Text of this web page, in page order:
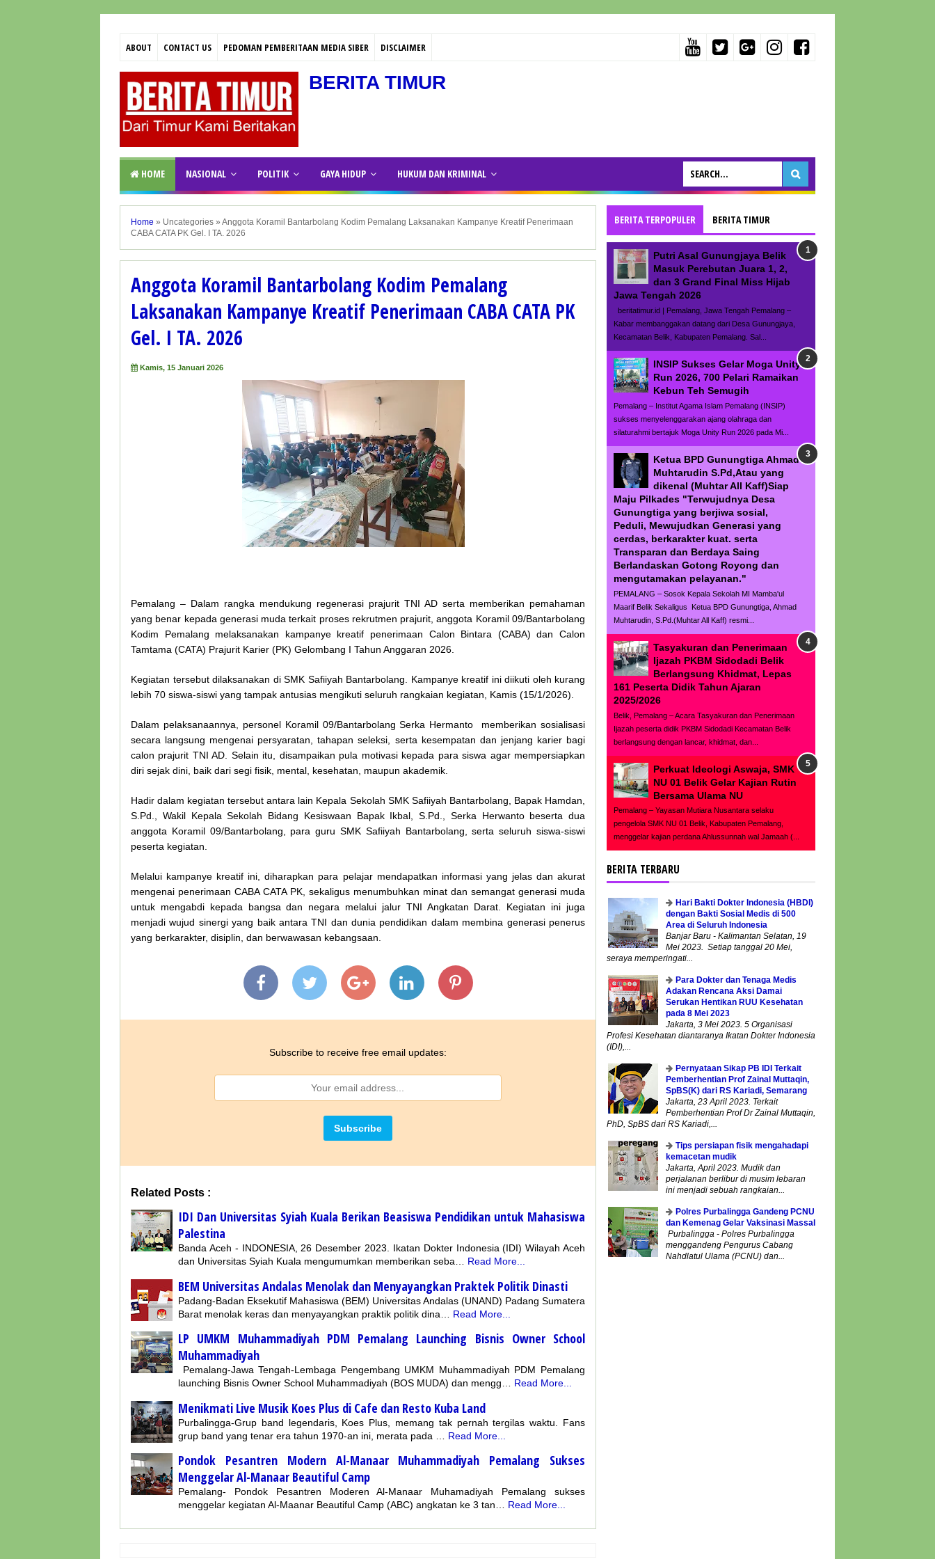
ABOUT CONTACT US PEDOMAN PEMBERITAAN MEDIA SIBER DISCLAIMER
BERITA TIMUR
HOME NASIONAL POLITIK GAYA HIDUP HUKUM DAN KRIMINAL
Home » Uncategories » Anggota Koramil Bantarbolang Kodim Pemalang Laksanakan Kampanye Kreatif Penerimaan
CABA CATA PK Gel. I TA. 2026
Anggota Koramil Bantarbolang Kodim Pemalang
Laksanakan Kampanye Kreatif Penerimaan CABA CATA PK
Gel. I TA. 2026
Kamis, 15 Januari 2026
Pemalang – Dalam rangka mendukung regenerasi prajurit TNI AD serta memberikan pemahaman
yang benar kepada generasi muda terkait proses rekrutmen prajurit, anggota Koramil 09/Bantarbolang
Kodim Pemalang melaksanakan kampanye kreatif penerimaan Calon Bintara (CABA) dan Calon
Tamtama (CATA) Prajurit Karier (PK) Gelombang I Tahun Anggaran 2026.
Kegiatan tersebut dilaksanakan di SMK Safiiyah Bantarbolang. Kampanye kreatif ini diikuti oleh kurang
lebih 70 siswa-siswi yang tampak antusias mengikuti seluruh rangkaian kegiatan, Kamis (15/1/2026).
Dalam pelaksanaannya, personel Koramil 09/Bantarbolang Serka Hermanto memberikan sosialisasi
secara langsung mengenai persyaratan, tahapan seleksi, serta kesempatan dan jenjang karier bagi
calon prajurit TNI AD. Selain itu, disampaikan pula motivasi kepada para siswa agar mempersiapkan
diri sejak dini, baik dari segi fisik, mental, kesehatan, maupun akademik.
Hadir dalam kegiatan tersebut antara lain Kepala Sekolah SMK Safiiyah Bantarbolang, Bapak Hamdan,
S.Pd., Wakil Kepala Sekolah Bidang Kesiswaan Bapak Ikbal, S.Pd., Serka Herwanto beserta dua
anggota Koramil 09/Bantarbolang, para guru SMK Safiiyah Bantarbolang, serta seluruh siswa-siswi
peserta kegiatan.
Melalui kampanye kreatif ini, diharapkan para pelajar mendapatkan informasi yang jelas dan akurat
mengenai penerimaan CABA CATA PK, sekaligus menumbuhkan minat dan semangat generasi muda
untuk mengabdi kepada bangsa dan negara melalui jalur TNI Angkatan Darat. Kegiatan ini juga
menjadi wujud sinergi yang baik antara TNI dan dunia pendidikan dalam membina generasi penerus
yang berkarakter, disiplin, dan berwawasan kebangsaan.
Subscribe to receive free email updates:
Related Posts :
IDI Dan Universitas Syiah Kuala Berikan Beasiswa Pendidikan untuk Mahasiswa
Palestina
Banda Aceh - INDONESIA, 26 Desember 2023. Ikatan Dokter Indonesia (IDI) Wilayah Aceh
dan Universitas Syiah Kuala mengumumkan memberikan seba…
Read More...
BEM Universitas Andalas Menolak dan Menyayangkan Praktek Politik Dinasti
Padang-Badan Eksekutif Mahasiswa (BEM) Universitas Andalas (UNAND) Padang Sumatera
Barat menolak keras dan menyayangkan praktik politik dina…
Read More...
LP UMKM Muhammadiyah PDM Pemalang Launching Bisnis Owner School
Muhammadiyah
Pemalang-Jawa Tengah-Lembaga Pengembang UMKM Muhammadiyah PDM Pemalang
launching Bisnis Owner School Muhammadiyah (BOS MUDA) dan mengg…
Read More...
Menikmati Live Musik Koes Plus di Cafe dan Resto Kuba Land
Purbalingga-Grup band legendaris, Koes Plus, memang tak pernah tergilas waktu. Fans
grup band yang tenar era tahun 1970-an ini, merata pada …
Read More...
Pondok Pesantren Modern Al-Manaar Muhammadiyah Pemalang Sukses
Menggelar Al-Manaar Beautiful Camp
Pemalang- Pondok Pesantren Moderen Al-Manaar Muhamadiyah Pemalang sukses
menggelar kegiatan Al-Maanar Beautiful Camp (ABC) angkatan ke 3 tan…
Read More...
BERITA TERPOPULER BERITA TIMUR
Putri Asal Gunungjaya Belik
Masuk Perebutan Juara 1, 2,
dan 3 Grand Final Miss Hijab
Jawa Tengah 2026
beritatimur.id | Pemalang, Jawa Tengah Pemalang –
Kabar membanggakan datang dari Desa Gunungjaya,
Kecamatan Belik, Kabupaten Pemalang. Sal...
INSIP Sukses Gelar Moga Unity
Run 2026, 700 Pelari Ramaikan
Kebun Teh Semugih
Pemalang – Institut Agama Islam Pemalang (INSIP)
sukses menyelenggarakan ajang olahraga dan
silaturahmi bertajuk Moga Unity Run 2026 pada Mi...
Ketua BPD Gunungtiga Ahmad
Muhtarudin S.Pd,Atau yang
dikenal (Muhtar All Kaff)Siap
Maju Pilkades "Terwujudnya Desa
Gunungtiga yang berjiwa sosial,
Peduli, Mewujudkan Generasi yang
cerdas, berkarakter kuat. serta
Transparan dan Berdaya Saing
Berlandaskan Gotong Royong dan
mengutamakan pelayanan."
PEMALANG – Sosok Kepala Sekolah MI Mamba'ul
Maarif Belik Sekaligus Ketua BPD Gunungtiga, Ahmad
Muhtarudin, S.Pd.(Muhtar All Kaff) resmi...
Tasyakuran dan Penerimaan
Ijazah PKBM Sidodadi Belik
Berlangsung Khidmat, Lepas
161 Peserta Didik Tahun Ajaran
2025/2026
Belik, Pemalang – Acara Tasyakuran dan Penerimaan
Ijazah peserta didik PKBM Sidodadi Kecamatan Belik
berlangsung dengan lancar, khidmat, dan...
Perkuat Ideologi Aswaja, SMK
NU 01 Belik Gelar Kajian Rutin
Bersama Ulama NU
Pemalang – Yayasan Mutiara Nusantara selaku
pengelola SMK NU 01 Belik, Kabupaten Pemalang,
menggelar kajian perdana Ahlussunnah wal Jamaah (...
BERITA TERBARU
Hari Bakti Dokter Indonesia (HBDI)
dengan Bakti Sosial Medis di 500
Area di Seluruh Indonesia
Banjar Baru - Kalimantan Selatan, 19
Mei 2023. Setiap tanggal 20 Mei,
seraya memperingati...
Para Dokter dan Tenaga Medis
Adakan Rencana Aksi Damai
Serukan Hentikan RUU Kesehatan
pada 8 Mei 2023
Jakarta, 3 Mei 2023. 5 Organisasi
Profesi Kesehatan diantaranya Ikatan Dokter Indonesia
(IDI),...
Pernyataan Sikap PB IDI Terkait
Pemberhentian Prof Zainal Muttaqin,
SpBS(K) dari RS Kariadi, Semarang
Jakarta, 23 April 2023. Terkait
Pemberhentian Prof Dr Zainal Muttaqin,
PhD, SpBS dari RS Kariadi,...
Tips persiapan fisik mengahadapi
kemacetan mudik
Jakarta, April 2023. Mudik dan
perjalanan berlibur di musim lebaran
ini menjadi sebuah rangkaian...
Polres Purbalingga Gandeng PCNU
dan Kemenag Gelar Vaksinasi Massal
Purbalingga - Polres Purbalingga
menggandeng Pengurus Cabang
Nahdlatul Ulama (PCNU) dan...